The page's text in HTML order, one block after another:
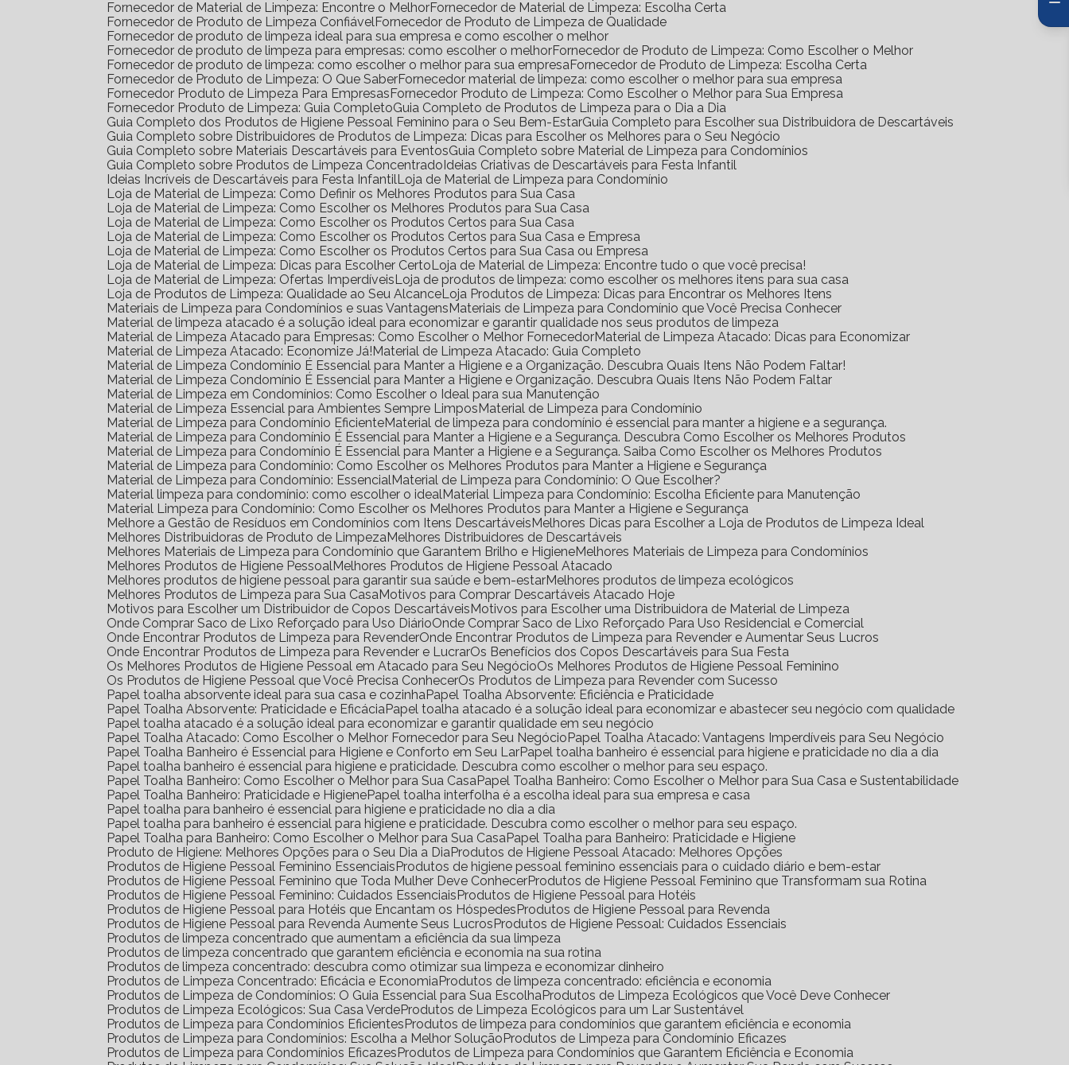
Fornecedor de Material de Limpeza: Encontre o Melhor Fornecedor de Material de Limpeza: Escolha Certa
Fornecedor de Produto de Limpeza Confiável Fornecedor de Produto de Limpeza de Qualidade
Fornecedor de produto de limpeza ideal para sua empresa e como escolher o melhor
Fornecedor de produto de limpeza para empresas: como escolher o melhor Fornecedor de Produto de Limpeza: Como Escolher o Melhor
Fornecedor de produto de limpeza: como escolher o melhor para sua empresa Fornecedor de Produto de Limpeza: Escolha Certa
Fornecedor de Produto de Limpeza: O Que Saber Fornecedor material de limpeza: como escolher o melhor para sua empresa
Fornecedor Produto de Limpeza Para Empresas Fornecedor Produto de Limpeza: Como Escolher o Melhor para Sua Empresa
Fornecedor Produto de Limpeza: Guia Completo
Guia Completo de Produtos de Limpeza para o Dia a Dia
Guia Completo dos Produtos de Higiene Pessoal Feminino para o Seu Bem-Estar
Guia Completo para Escolher sua Distribuidora de Descartáveis
Guia Completo sobre Distribuidores de Produtos de Limpeza: Dicas para Escolher os Melhores para o Seu Negócio
Guia Completo sobre Materiais Descartáveis para Eventos
Guia Completo sobre Material de Limpeza para Condomínios
Guia Completo sobre Produtos de Limpeza Concentrado Ideias Criativas de Descartáveis para Festa Infantil
Ideias Incríveis de Descartáveis para Festa Infantil Loja de Material de Limpeza para Condomínio
Loja de Material de Limpeza: Como Definir os Melhores Produtos para Sua Casa
Loja de Material de Limpeza: Como Escolher os Melhores Produtos para Sua Casa
Loja de Material de Limpeza: Como Escolher os Produtos Certos para Sua Casa
Loja de Material de Limpeza: Como Escolher os Produtos Certos para Sua Casa e Empresa
Loja de Material de Limpeza: Como Escolher os Produtos Certos para Sua Casa ou Empresa
Loja de Material de Limpeza: Dicas para Escolher Certo
Loja de Material de Limpeza: Encontre tudo o que você precisa!
Loja de Material de Limpeza: Ofertas Imperdíveis
Loja de produtos de limpeza: como escolher os melhores itens para sua casa
Loja de Produtos de Limpeza: Qualidade ao Seu Alcance Loja Produtos de Limpeza: Dicas para Encontrar os Melhores Itens
Materiais de Limpeza para Condomínios e suas Vantagens
Materiais de Limpeza para Condomínio que Você Precisa Conhecer
Material de limpeza atacado é a solução ideal para economizar e garantir qualidade nos seus produtos de limpeza
Material de Limpeza Atacado para Empresas: Como Escolher o Melhor Fornecedor
Material de Limpeza Atacado: Dicas para Economizar
Material de Limpeza Atacado: Economize Já!
Material de Limpeza Atacado: Guia Completo
Material de Limpeza Condomínio É Essencial para Manter a Higiene e a Organização. Descubra Quais Itens Não Podem Faltar!
Material de Limpeza Condomínio É Essencial para Manter a Higiene e Organização. Descubra Quais Itens Não Podem Faltar
Material de Limpeza em Condomínios: Como Escolher o Ideal para sua Manutenção
Material de Limpeza Essencial para Ambientes Sempre Limpos
Material de Limpeza para Condomínio
Material de Limpeza para Condomínio Eficiente
Material de limpeza para condomínio é essencial para manter a higiene e a segurança.
Material de Limpeza para Condomínio É Essencial para Manter a Higiene e a Segurança. Descubra Como Escolher os Melhores Produtos
Material de Limpeza para Condomínio É Essencial para Manter a Higiene e a Segurança. Saiba Como Escolher os Melhores Produtos
Material de Limpeza para Condomínio: Como Escolher os Melhores Produtos para Manter a Higiene e Segurança
Material de Limpeza para Condomínio: Essencial
Material de Limpeza para Condomínio: O Que Escolher?
Material limpeza para condomínio: como escolher o ideal
Material Limpeza para Condomínio: Escolha Eficiente para Manutenção
Material Limpeza para Condomínio: Como Escolher os Melhores Produtos para Manter a Higiene e Segurança
Melhore a Gestão de Resíduos em Condomínios com Itens Descartáveis
Melhores Dicas para Escolher a Loja de Produtos de Limpeza Ideal
Melhores Distribuidoras de Produto de Limpeza
Melhores Distribuidores de Descartáveis
Melhores Materiais de Limpeza para Condomínio que Garantem Brilho e Higiene
Melhores Materiais de Limpeza para Condomínios
Melhores Produtos de Higiene Pessoal
Melhores Produtos de Higiene Pessoal Atacado
Melhores produtos de higiene pessoal para garantir sua saúde e bem-estar
Melhores produtos de limpeza ecológicos
Melhores Produtos de Limpeza para Sua Casa
Motivos para Comprar Descartáveis Atacado Hoje
Motivos para Escolher um Distribuidor de Copos Descartáveis
Motivos para Escolher uma Distribuidora de Material de Limpeza
Onde Comprar Saco de Lixo Reforçado para Uso Diário
Onde Comprar Saco de Lixo Reforçado Para Uso Residencial e Comercial
Onde Encontrar Produtos de Limpeza para Revender
Onde Encontrar Produtos de Limpeza para Revender e Aumentar Seus Lucros
Onde Encontrar Produtos de Limpeza para Revender e Lucrar
Os Benefícios dos Copos Descartáveis para Sua Festa
Os Melhores Produtos de Higiene Pessoal em Atacado para Seu Negócio
Os Melhores Produtos de Higiene Pessoal Feminino
Os Produtos de Higiene Pessoal que Você Precisa Conhecer
Os Produtos de Limpeza para Revender com Sucesso
Papel toalha absorvente ideal para sua casa e cozinha Papel Toalha Absorvente: Eficiência e Praticidade
Papel Toalha Absorvente: Praticidade e Eficácia Papel toalha atacado é a solução ideal para economizar e abastecer seu negócio com qualidade
Papel toalha atacado é a solução ideal para economizar e garantir qualidade em seu negócio
Papel Toalha Atacado: Como Escolher o Melhor Fornecedor para Seu Negócio
Papel Toalha Atacado: Vantagens Imperdíveis para Seu Negócio
Papel Toalha Banheiro é Essencial para Higiene e Conforto em Seu Lar Papel toalha banheiro é essencial para higiene e praticidade no dia a dia
Papel toalha banheiro é essencial para higiene e praticidade. Descubra como escolher o melhor para seu espaço.
Papel Toalha Banheiro: Como Escolher o Melhor para Sua Casa Papel Toalha Banheiro: Como Escolher o Melhor para Sua Casa e Sustentabilidade
Papel Toalha Banheiro: Praticidade e Higiene Papel toalha interfolha é a escolha ideal para sua empresa e casa
Papel toalha para banheiro é essencial para higiene e praticidade no dia a dia
Papel toalha para banheiro é essencial para higiene e praticidade. Descubra como escolher o melhor para seu espaço.
Papel Toalha para Banheiro: Como Escolher o Melhor para Sua Casa Papel Toalha para Banheiro: Praticidade e Higiene
Produto de Higiene: Melhores Opções para o Seu Dia a Dia Produtos de Higiene Pessoal Atacado: Melhores Opções
Produtos de Higiene Pessoal Feminino Essenciais
Produtos de higiene pessoal feminino essenciais para o cuidado diário e bem-estar
Produtos de Higiene Pessoal Feminino que Toda Mulher Deve Conhecer Produtos de Higiene Pessoal Feminino que Transformam sua Rotina
Produtos de Higiene Pessoal Feminino: Cuidados Essenciais
Produtos de Higiene Pessoal para Hotéis
Produtos de Higiene Pessoal para Hotéis que Encantam os Hóspedes
Produtos de Higiene Pessoal para Revenda
Produtos de Higiene Pessoal para Revenda Aumente Seus Lucros
Produtos de Higiene Pessoal: Cuidados Essenciais
Produtos de limpeza concentrado que aumentam a eficiência da sua limpeza
Produtos de limpeza concentrado que garantem eficiência e economia na sua rotina
Produtos de limpeza concentrado: descubra como otimizar sua limpeza e economizar dinheiro
Produtos de Limpeza Concentrado: Eficácia e Economia Produtos de limpeza concentrado: eficiência e economia
Produtos de Limpeza de Condomínios: O Guia Essencial para Sua Escolha Produtos de Limpeza Ecológicos que Você Deve Conhecer
Produtos de Limpeza Ecológicos: Sua Casa Verde Produtos de Limpeza Ecológicos para um Lar Sustentável
Produtos de Limpeza para Condomínios Eficientes
Produtos de limpeza para condomínios que garantem eficiência e economia
Produtos de Limpeza para Condomínios: Escolha a Melhor Solução
Produtos de Limpeza para Condomínio Eficazes
Produtos de Limpeza para Condomínios Eficazes
Produtos de Limpeza para Condomínios que Garantem Eficiência e Economia